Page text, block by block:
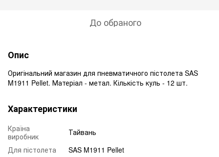
До обраного
Опис
Оригінальний магазин для пневматичного пістолета SAS
M1911 Pellet. Матеріал - метал. Кількість куль - 12 шт.
Характеристики
Країна
виробник
Тайвань
Для пістолета
SAS M1911 Pellet